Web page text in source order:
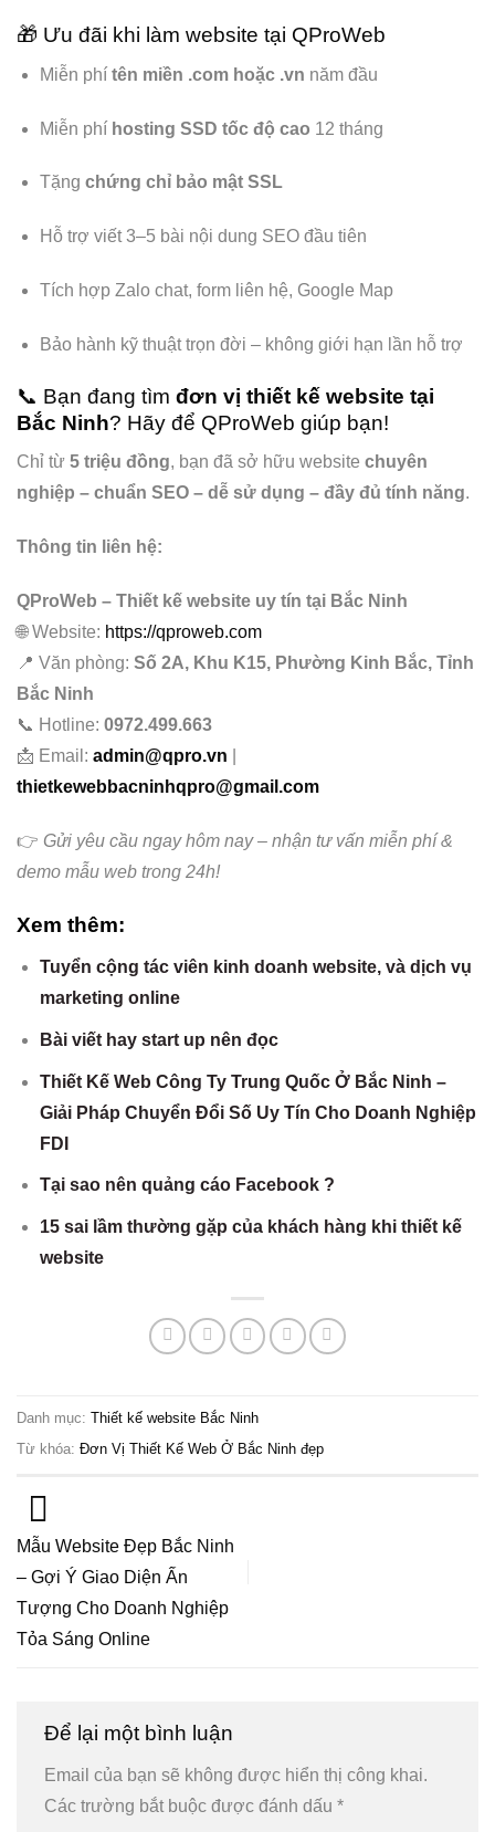
🎁 Ưu đãi khi làm website tại QProWeb
Miễn phí tên miền .com hoặc .vn năm đầu
Miễn phí hosting SSD tốc độ cao 12 tháng
Tặng chứng chỉ bảo mật SSL
Hỗ trợ viết 3–5 bài nội dung SEO đầu tiên
Tích hợp Zalo chat, form liên hệ, Google Map
Bảo hành kỹ thuật trọn đời – không giới hạn lần hỗ trợ
📞 Bạn đang tìm đơn vị thiết kế website tại
Bắc Ninh? Hãy để QProWeb giúp bạn!
Chỉ từ 5 triệu đồng, bạn đã sở hữu website chuyên
nghiệp – chuẩn SEO – dễ sử dụng – đầy đủ tính năng.
Thông tin liên hệ:
QProWeb – Thiết kế website uy tín tại Bắc Ninh
🌐 Website: https://qproweb.com
📍 Văn phòng: Số 2A, Khu K15, Phường Kinh Bắc, Tỉnh
Bắc Ninh
📞 Hotline: 0972.499.663
📩 Email: admin@qpro.vn
thietkewebbacninhqpro@gmail.com
👉 Gửi yêu cầu ngay hôm nay – nhận tư vấn miễn phí &
demo mẫu web trong 24h!
Xem thêm:
Tuyển cộng tác viên kinh doanh website, và dịch vụ
marketing online
Bài viết hay start up nên đọc
Thiết Kế Web Công Ty Trung Quốc Ở Bắc Ninh –
Giải Pháp Chuyển Đổi Số Uy Tín Cho Doanh Nghiệp
FDI
Tại sao nên quảng cáo Facebook ?
15 sai lầm thường gặp của khách hàng khi thiết kế
website
Danh mục: Thiết kế website Bắc Ninh
Từ khóa: Đơn Vị Thiết Kế Web Ở Bắc Ninh đẹp
Mẫu Website Đẹp Bắc Ninh
– Gợi Ý Giao Diện Ấn
Tượng Cho Doanh Nghiệp
Tỏa Sáng Online
Để lại một bình luận
Email của bạn sẽ không được hiển thị công khai.
Các trường bắt buộc được đánh dấu *